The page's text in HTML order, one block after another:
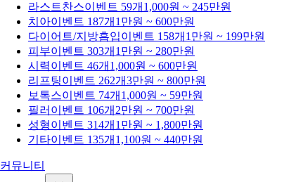
라스트찬스이벤트 59개 1,000원 ~ 245만원
치아이벤트 187개 1만원 ~ 600만원
다이어트/지방흡입이벤트 158개 1만원 ~ 199만원
피부이벤트 303개 1만원 ~ 280만원
시력이벤트 46개 1,000원 ~ 600만원
리프팅이벤트 262개3만원 ~ 800만원
보톡스이벤트 74개 1,000원 ~ 59만원
필러 이벤트 106개 2만원 ~ 700만원
성형이벤트 314개 1만원 ~ 1,800만원
기타이벤트 135개 1,100원 ~ 440만원
커뮤니티